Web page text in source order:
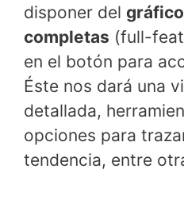
disponer del
completas (full-
en el botón para
Éste nos dará una
detallada,
opciones para
tendencia, entre